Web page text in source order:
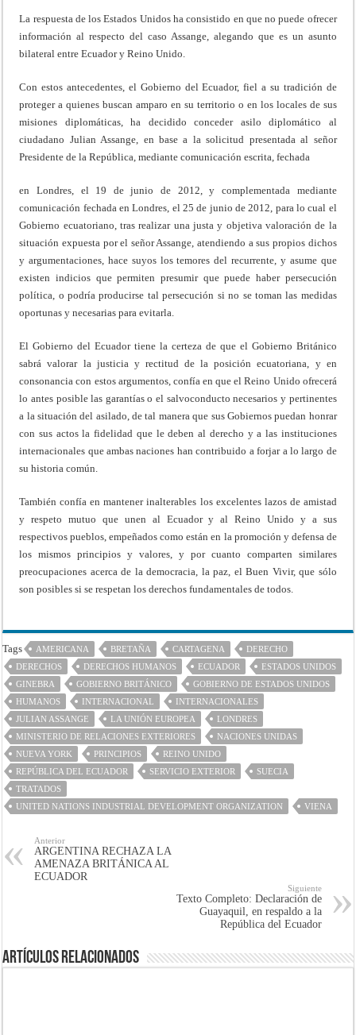
La respuesta de los Estados Unidos ha consistido en que no puede ofrecer
información al respecto del caso Assange, alegando que es un asunto
bilateral entre Ecuador y Reino Unido.
Con estos antecedentes, el Gobierno del Ecuador, fiel a su tradición de
proteger a quienes buscan amparo en su territorio o en los locales de sus
misiones diplomáticas, ha decidido conceder asilo diplomático al
ciudadano Julian Assange, en base a la solicitud presentada al señor
Presidente de la República, mediante comunicación escrita, fechada
en Londres, el 19 de junio de 2012, y complementada mediante
comunicación fechada en Londres, el 25 de junio de 2012, para lo cual el
Gobierno ecuatoriano, tras realizar una justa y objetiva valoración de la
situación expuesta por el señor Assange, atendiendo a sus propios dichos
y argumentaciones, hace suyos los temores del recurrente, y asume que
existen indicios que permiten presumir que puede haber persecución
política, o podría producirse tal persecución si no se toman las medidas
oportunas y necesarias para evitarla.
El Gobierno del Ecuador tiene la certeza de que el Gobierno Británico
sabrá valorar la justicia y rectitud de la posición ecuatoriana, y en
consonancia con estos argumentos, confía en que el Reino Unido ofrecerá
lo antes posible las garantías o el salvoconducto necesarios y pertinentes
a la situación del asilado, de tal manera que sus Gobiernos puedan honrar
con sus actos la fidelidad que le deben al derecho y a las instituciones
internacionales que ambas naciones han contribuido a forjar a lo largo de
su historia común.
También confía en mantener inalterables los excelentes lazos de amistad
y respeto mutuo que unen al Ecuador y al Reino Unido y a sus
respectivos pueblos, empeñados como están en la promoción y defensa de
los mismos principios y valores, y por cuanto comparten similares
preocupaciones acerca de la democracia, la paz, el Buen Vivir, que sólo
son posibles si se respetan los derechos fundamentales de todos.
Tags AMERICANA BRETAÑA CARTAGENA
DERECHO
DERECHOS
DERECHOS HUMANOS ECUADOR
ESTADOS UNIDOS
GINEBRA
GOBIERNO BRITÁNICO
GOBIERNO DE ESTADOS UNIDOS
HUMANOS
INTERNACIONAL
INTERNACIONALES
JULIAN ASSANGE
LA UNIÓN EUROPEA
LONDRES
MINISTERIO DE RELACIONES EXTERIORES
NACIONES UNIDAS
NUEVA YORK
PRINCIPIOS
REINO UNIDO
REPÚBLICA DEL ECUADOR
SERVICIO EXTERIOR
SUECIA
TRATADOS
UNITED NATIONS INDUSTRIAL DEVELOPMENT ORGANIZATION
VIENA
Anterior
ARGENTINA RECHAZA LA
AMENAZA BRITÁNICA AL
ECUADOR
Siguiente
Texto Completo: Declaración de
Guayaquil, en respaldo a la
República del Ecuador
Artículos Relacionados